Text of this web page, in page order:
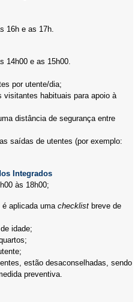
16h e as 17h.
14h00 e as 15h00.
por utente/dia;
visitantes habituais para apoio à
distância de segurança entre
saídas de utentes (por exemplo:
Integrados
às 18h00;
aplicada uma checklist breve de
idade;
estão desaconselhadas, sendo
preventiva.